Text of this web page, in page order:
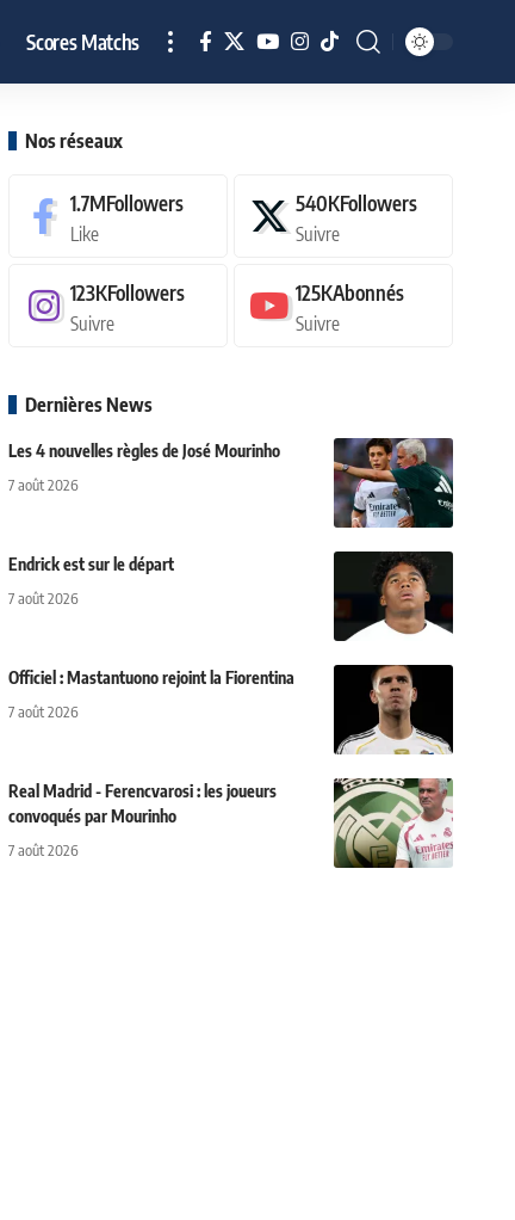
Scores Matchs
Nos réseaux
1.7MFollowers
Like
540KFollowers
Suivre
123KFollowers
Suivre
125KAbonnés
Suivre
Dernières News
Les 4 nouvelles règles de José Mourinho
7 août 2026
Endrick est sur le départ
7 août 2026
Officiel : Mastantuono rejoint la Fiorentina
7 août 2026
Real Madrid - Ferencvarosi : les joueurs
convoqués par Mourinho
7 août 2026